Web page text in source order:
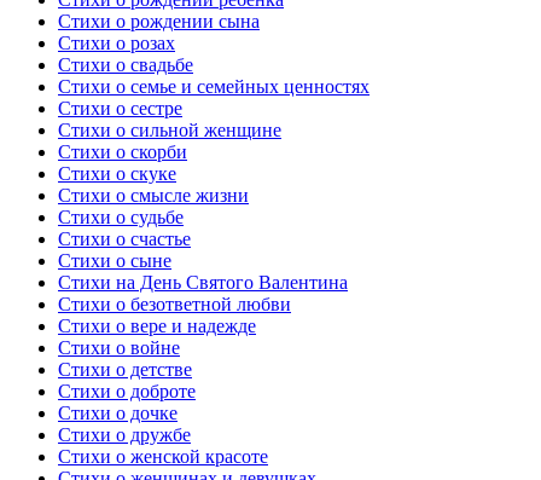
Стихи о рождении сына
Стихи о розах
Стихи о свадьбе
Стихи о семье и семейных ценностях
Стихи о сестре
Стихи о сильной женщине
Стихи о скорби
Стихи о скуке
Стихи о смысле жизни
Стихи о судьбе
Стихи о счастье
Стихи о сыне
Стихи на День Святого Валентина
Стихи о безответной любви
Стихи о вере и надежде
Стихи о войне
Стихи о детстве
Стихи о доброте
Стихи о дочке
Стихи о дружбе
Стихи о женской красоте